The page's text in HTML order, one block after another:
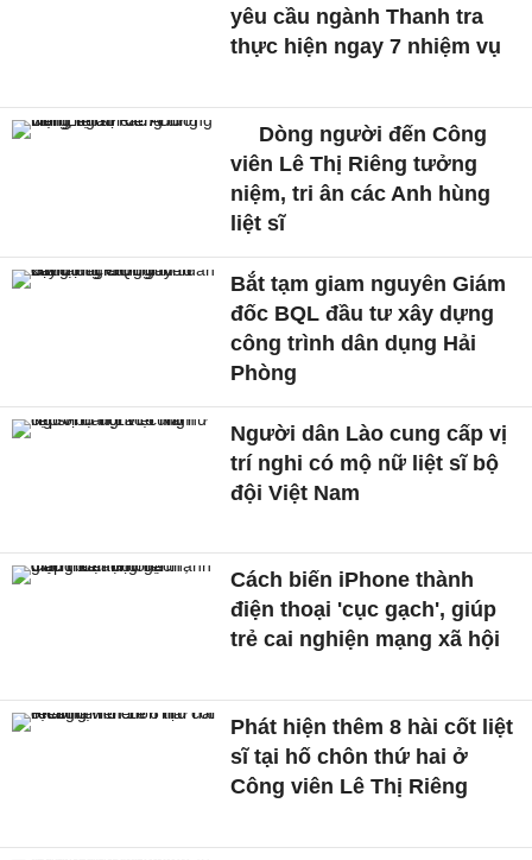
yêu cầu ngành Thanh tra
thực hiện ngay 7 nhiệm vụ
Dòng người đến Công
viên Lê Thị Riêng tưởng
niệm, tri ân các Anh hùng
liệt sĩ
Bắt tạm giam nguyên Giám
đốc BQL đầu tư xây dựng
công trình dân dụng Hải
Phòng
Người dân Lào cung cấp vị
trí nghi có mộ nữ liệt sĩ bộ
đội Việt Nam
Cách biến iPhone thành
điện thoại 'cục gạch', giúp
trẻ cai nghiện mạng xã hội
Phát hiện thêm 8 hài cốt liệt
sĩ tại hố chôn thứ hai ở
Công viên Lê Thị Riêng